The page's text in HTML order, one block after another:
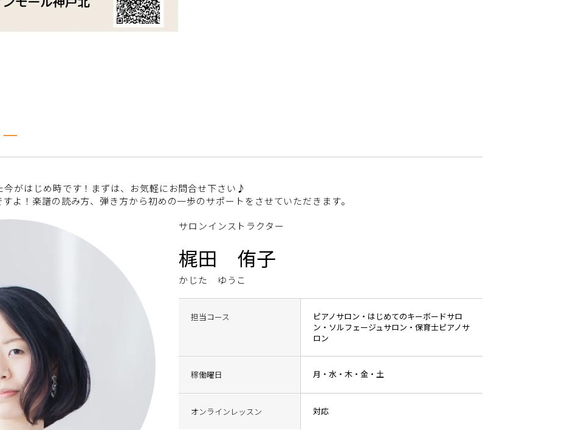
今がはじめ時です！まずは、お気軽にお問合せ下さい♪
すよ！楽譜の読み方、弾き方から初めの一歩のサポートをさせていただきます。
サロンインストラクター
梶田 侑子
かじた ゆうこ
担当コース
ピアノサロン・はじめてのキーボードサロ
ン・ソルフェージュサロン・保育士ピアノサ
ロン
稼働曜日 月・水・木・金・土
オンラインレッスン 対応